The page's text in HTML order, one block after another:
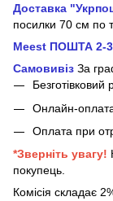
Доставка
посилки 70 см по
Meest ПОШТА 2-3
Самовивіз За
Безготівковий
Онлайн-
Оплата при
*Зверніть увагу!
покупець.
Комісія складає